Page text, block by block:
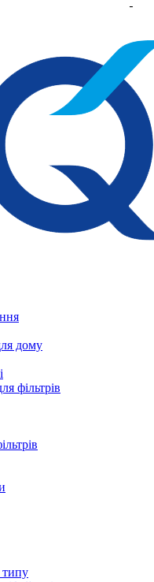
дому
фільтрів
типу